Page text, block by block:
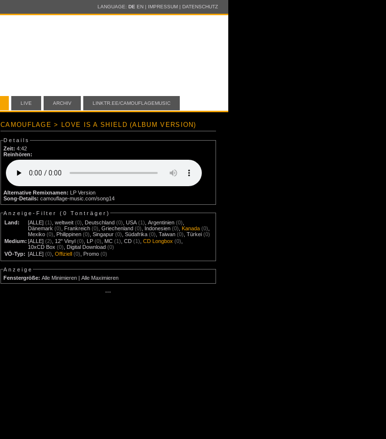
LANGUAGE: DE EN| IMPRESSUM| DATENSCHUTZ
LIVE ARCHIV LINKTR.EE/CAMOUFLAGEMUSIC
CAMOUFLAGE > LOVE IS A SHIELD (ALBUM VERSION)
Details
Zeit: 4:42
Reinhören:
Alternative Remixnamen: LP Version
Song-Details: camouflage-music.com/song14
Anzeige-Filter (0 Tonträger)
Land:
[ALLE] (1) ,weltweit (0) Deutschland (0) ,USA (1) ,Argentinien (0)
Dänemark (0) Frankreich (0) ,Griechenland (0) Indonesien (0) Kanada (0)
Mexiko (0) Philippinen (0) ,Singapur (0) ,Südafrika (0) ,Taiwan (0) ,Türkei (0)
Medium: [ALLE] (2) 12" Vinyl (0) LP (0) MC (1) ,CD (1) ,CD Longbox (0)
10xCD Box (0) Digital Download (0)
VÖ-Typ: [ALLE] (0) ,Offiziell (0) Promo (0)
Anzeige
Fenstergröße: Alle Minimieren |Alle Maximieren
···